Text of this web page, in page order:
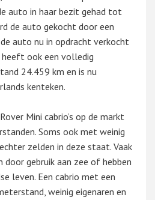
auto in haar bezit gehad tot
de auto gekocht door een
auto nu in opdracht verkocht
heeft ook een volledig
24.459 km en is nu
kenteken.
Mini cabrio’s op de markt
Soms ook met weinig
zelden in deze staat. Vaak
door gebruik aan zee of hebben
leven. Een cabrio met een
weinig eigenaren en